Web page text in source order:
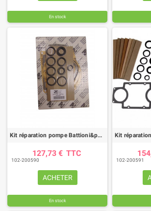
En stock
Kit réparation pompe Battioni&pagani MEC6500
127,73 € TTC
102-200590
ACHETER
En stock
102-200591